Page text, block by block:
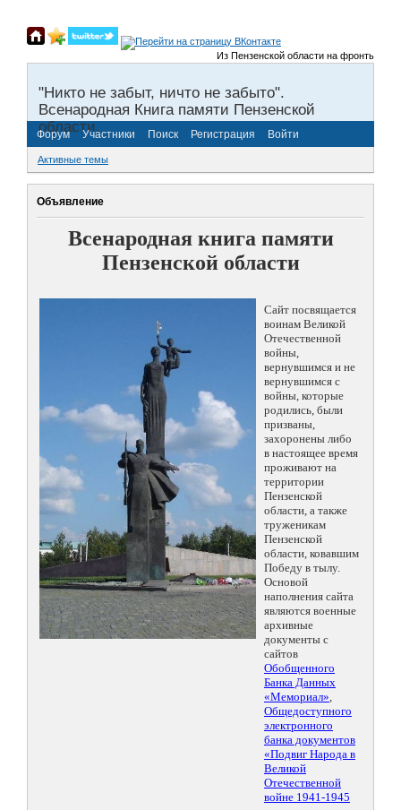
Из Пензенской области на фронты
"Никто не забыт, ничто не забыто".
Всенародная Книга памяти Пензенской
области.
Форум Участники Поиск Регистрация Войти
Активные темы
Объявление
Всенародная книга памяти
Пензенской области
Сайт посвящается
воинам Великой
Отечественной
войны,
вернувшимся и не
вернувшимся с
войны, которые
родились, были
призваны,
захоронены либо
в настоящее время
проживают на
территории
Пензенской
области, а также
труженикам
Пензенской
области, ковавшим
Победу в тылу.
Основой
наполнения сайта
являются военные
архивные
документы с
сайтов
Обобщенного
Банка Данных
«Мемориал»,
Общедоступного
электронного
банка документов
«Подвиг Народа в
Великой
Отечественной
войне 1941-1945